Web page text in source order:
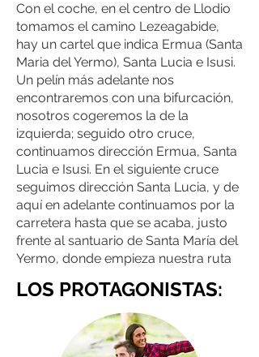
Con el coche, en el centro de Llodio
tomamos el camino Lezeagabide,
hay un cartel que indica Ermua (Santa
Maria del Yermo), Santa Lucia e Isusi.
Un pelín más adelante nos
encontraremos con una bifurcación,
nosotros cogeremos la de la
izquierda; seguido otro cruce,
continuamos dirección Ermua, Santa
Lucia e Isusi. En el siguiente cruce
seguimos dirección Santa Lucia, y de
aquí en adelante continuamos por la
carretera hasta que se acaba, justo
frente al santuario de Santa María del
Yermo, donde empieza nuestra ruta
LOS PROTAGONISTAS: